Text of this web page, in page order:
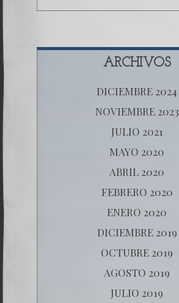
ARCHIVOS
DICIEMBRE 2024
NOVIEMBRE 2023
JULIO 2021
MAYO 2020
ABRIL 2020
FEBRERO 2020
ENERO 2020
DICIEMBRE 2019
OCTUBRE 2019
AGOSTO 2019
JULIO 2019